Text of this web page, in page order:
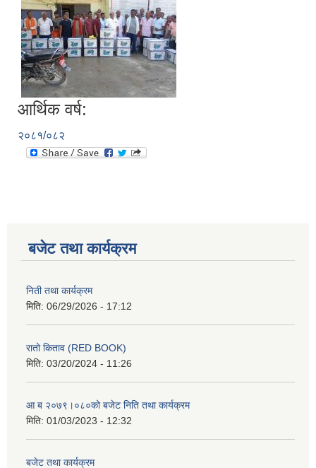
आर्थिक वर्ष:
२०८१/०८२
बजेट तथा कार्यक्रम
निती तथा कार्यक्रम
मिति: 06/29/2026 - 17:12
रातो किताव (RED BOOK)
मिति: 03/20/2024 - 11:26
आ ब २०७९।०८०को बजेट निति तथा कार्यक्रम
मिति: 01/03/2023 - 12:32
बजेट तथा कार्यक्रम